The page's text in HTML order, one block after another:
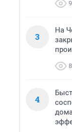
3
На
4